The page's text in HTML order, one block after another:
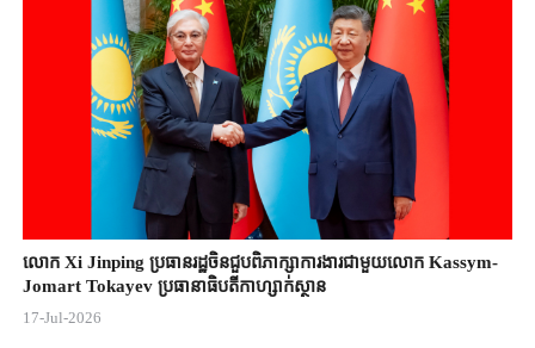
លោក Xi Jinping ប្រធានរដ្ឋចិន​ជួបពិភាក្សា​ការងារជាមួយ​លោក Kassym-
Jomart ​Tokayev ​ប្រធានាធិបតី​កាហ្សាក់ស្ថាន​
17-Jul-2026